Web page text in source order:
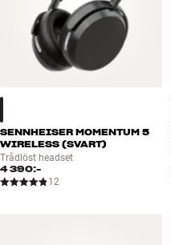
SENNHEISER MOMENTUM 5
WIRELESS (SVART)
Trådlöst headset
4 390:-
12